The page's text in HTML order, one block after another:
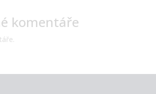
komentáře